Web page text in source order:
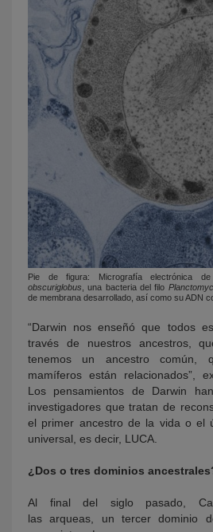
Pie de figura: Micrografía electrónica
obscuriglobus , una bacteria del filo
de membrana desarrollado, así como su ADN
“Darwin nos enseñó que todos
través de nuestros ancestros,
tenemos un ancestro común,
mamíferos están relacionados”,
Los pensamientos de Darwin
investigadores que tratan de
el primer ancestro de la vida o el
universal, es decir, LUCA.
¿Dos o tres dominios
Al final del siglo pasado,
las arqueas, un tercer dominio